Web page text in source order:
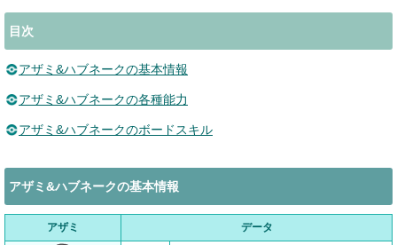
目次
アザミ&ハブネークの基本情報
アザミ&ハブネークの各種能力
アザミ&ハブネークのボードスキル
アザミ&ハブネークの基本情報
アザミ データ